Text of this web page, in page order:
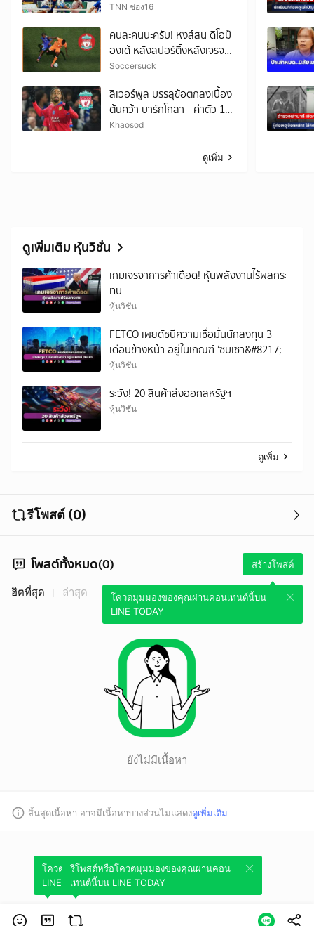
TNN ช่อง16
คนละคนนะครับ! หงส์สน ดิโอม็
องเด้ หลังสปอร์ติ้งหลังเจรจา
กับเจ้าป่าล่มไปแล้ว
Soccersuck
ลิเวอร์พูล บรรลุข้อตกลงเบื้อง
ต้นคว้า บาร์กโกลา - ค่าตัว 128
ล้านยูโร
Khaosod
ดูเพิ่ม
ดูเพิ่มเติม หุ้นวิชั่น
เกมเจรจาการค้าเดือด! หุ้นพลังงานไร้ผลกระ
ทบ
หุ้นวิชั่น
FETCO เผยดัชนีความเชื่อมั่นนักลงทุน 3
เดือนข้างหน้า อยู่ในเกณฑ์ ‘ซบเซา&#8217;
หุ้นวิชั่น
ระวัง! 20 สินค้าส่งออกสหรัฐฯ
หุ้นวิชั่น
ดูเพิ่ม
รีโพสต์ (0)
โพสต์ทั้งหมด(0) สร้างโพสต์
โควตมุมมองของคุณผ่านคอนเทนต์นี้บน
LINE TODAY
ฮิตที่สุด ล่าสุด
ยังไม่มีเนื้อหา
สิ้นสุดเนื้อหา อาจมีเนื้อหาบางส่วนไม่แสดงดูเพิ่มเติม
โควตมุมมองของคุณผ่านคอนเทนต์นี้บน
LINE TODAY
รีโพสต์หรือโควตมุมมองของคุณผ่านคอน
เทนต์นี้บน LINE TODAY